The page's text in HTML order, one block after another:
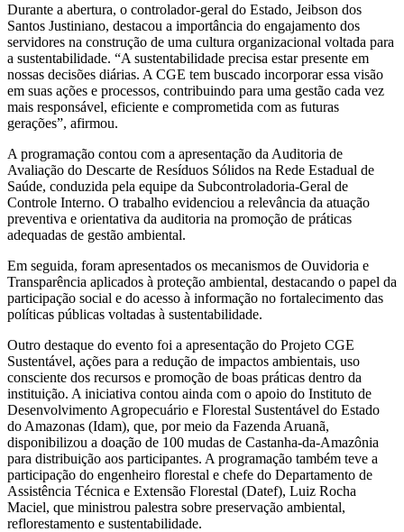
Durante a abertura, o controlador-geral do Estado, Jeibson dos
Santos Justiniano, destacou a importância do engajamento dos
servidores na construção de uma cultura organizacional voltada para
a sustentabilidade. “A sustentabilidade precisa estar presente em
nossas decisões diárias. A CGE tem buscado incorporar essa visão
em suas ações e processos, contribuindo para uma gestão cada vez
mais responsável, eficiente e comprometida com as futuras
gerações”, afirmou.
A programação contou com a apresentação da Auditoria de
Avaliação do Descarte de Resíduos Sólidos na Rede Estadual de
Saúde, conduzida pela equipe da Subcontroladoria-Geral de
Controle Interno. O trabalho evidenciou a relevância da atuação
preventiva e orientativa da auditoria na promoção de práticas
adequadas de gestão ambiental.
Em seguida, foram apresentados os mecanismos de Ouvidoria e
Transparência aplicados à proteção ambiental, destacando o papel da
participação social e do acesso à informação no fortalecimento das
políticas públicas voltadas à sustentabilidade.
Outro destaque do evento foi a apresentação do Projeto CGE
Sustentável, ações para a redução de impactos ambientais, uso
consciente dos recursos e promoção de boas práticas dentro da
instituição. A iniciativa contou ainda com o apoio do Instituto de
Desenvolvimento Agropecuário e Florestal Sustentável do Estado
do Amazonas (Idam), que, por meio da Fazenda Aruanã,
disponibilizou a doação de 100 mudas de Castanha-da-Amazônia
para distribuição aos participantes. A programação também teve a
participação do engenheiro florestal e chefe do Departamento de
Assistência Técnica e Extensão Florestal (Datef), Luiz Rocha
Maciel, que ministrou palestra sobre preservação ambiental,
reflorestamento e sustentabilidade.